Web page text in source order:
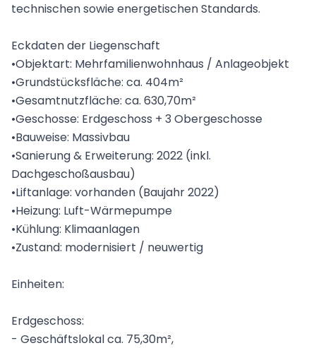
technischen sowie energetischen Standards.
Eckdaten der Liegenschaft
•Objektart: Mehrfamilienwohnhaus / Anlageobjekt
•Grundstücksfläche: ca. 404m²
•Gesamtnutzfläche: ca. 630,70m²
•Geschosse: Erdgeschoss + 3 Obergeschosse
•Bauweise: Massivbau
•Sanierung & Erweiterung: 2022 (inkl.
Dachgeschoßausbau)
•Liftanlage: vorhanden (Baujahr 2022)
•Heizung: Luft-Wärmepumpe
•Kühlung: Klimaanlagen
•Zustand: modernisiert / neuwertig
Einheiten:
Erdgeschoss:
- Geschäftslokal ca. 75,30m²,